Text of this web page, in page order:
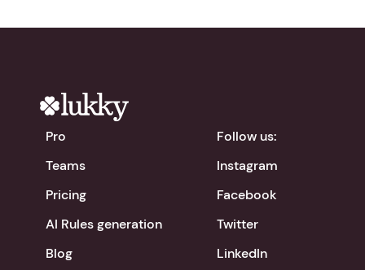
Pro
Teams
Pricing
AI Rules generation
Blog
Follow us:
Instagram
Facebook
Twitter
LinkedIn